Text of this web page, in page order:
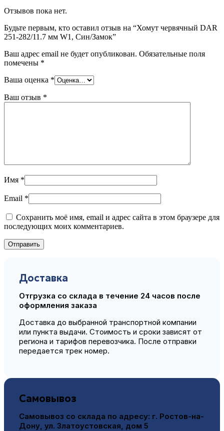
Отзывов пока нет.
Будьте первым, кто оставил отзыв на “Хомут червячный DAR
251-282/11.7 мм W1, Син/Замок”
Ваш адрес email не будет опубликован. Обязательные поля
помечены *
Ваша оценка *
Ваш отзыв *
Имя *
Email *
Сохранить моё имя, email и адрес сайта в этом браузере для
последующих моих комментариев.
Доставка
Отгрузка со склада в течение 24 часов после
оформления заказа
Доставка до выбранной транспортной компании
или пункта выдачи. Стоимость и сроки зависят от
региона и тарифов перевозчика. После отправки
передается трек номер.
Самовывоз
Самовывоз со склада по адресу: г. Ростов-на-
Дону, ул. Златоустовская, дом 5